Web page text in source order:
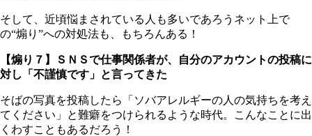
そして、近頃悩まされている人も多いであろうネット上で
の“煽り”への対処法も、もちろんある！
【煽り７】ＳＮＳで仕事関係者が、自分のアカウントの投稿に
対し「不謹慎です」と言ってきた
そばの写真を投稿したら「ソバアレルギーの人の気持ちを考え
てください」と難癖をつけられるような時代。こんなことに出
くわすこともあるだろう！